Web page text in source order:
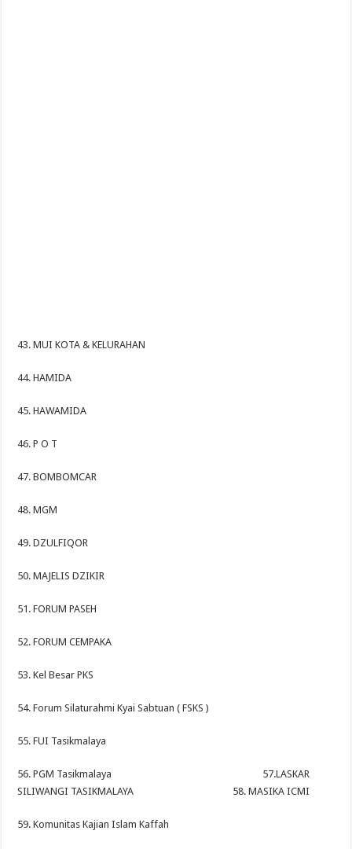
43. MUI KOTA & KELURAHAN
44. HAMIDA
45. HAWAMIDA
46. P O T
47. BOMBOMCAR
48. MGM
49. DZULFIQOR
50. MAJELIS DZIKIR
51. FORUM PASEH
52. FORUM CEMPAKA
53. Kel Besar PKS
54. Forum Silaturahmi Kyai Sabtuan ( FSKS )
55. FUI Tasikmalaya
56. PGM Tasikmalaya 57.LASKAR
SILIWANGI TASIKMALAYA 58. MASIKA ICMI
59. Komunitas Kajian Islam Kaffah